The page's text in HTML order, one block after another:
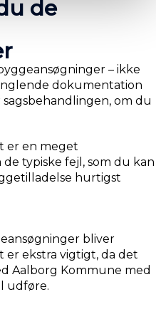
de
– ikke
dokumentation
om du
er en meget
typiske fejl, som du kan
hurtigst
bliver
er ekstra vigtigt, da det
Aalborg Kommune med
udføre.